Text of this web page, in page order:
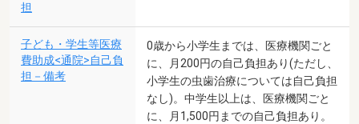
担
子ども・学生等医療
費助成<通院>自己負
担－備考
0歳から小学生までは、医療機関ごと
に、月200円の自己負担あり(ただし、
小学生の虫歯治療については自己負担
なし)。中学生以上は、医療機関ごと
に、月1,500円までの自己負担あり。